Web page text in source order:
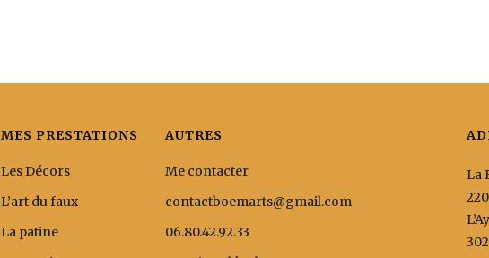
MES PRESTATIONS
Les Décors
L’art du faux
La patine
AUTRES
Me contacter
contactboemarts@gmail.com
06.80.42.92.33
La